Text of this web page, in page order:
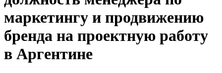
маркетингу и продвижению
бренда на проектную работу
в Аргентине